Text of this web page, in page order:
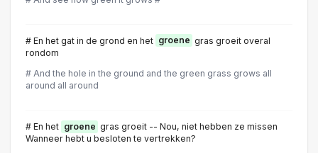
# En het gat in de grond en het groene gras groeit overal
rondom
# And the hole in the ground and the green grass grows all
around all around
# En het groene gras groeit -- Nou, niet hebben ze missen
Wanneer hebt u besloten te vertrekken?